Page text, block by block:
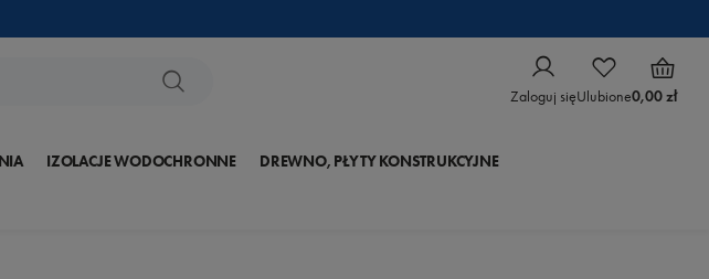
Zaloguj sięUlubione0,00 zł
IZOLACJE WODOCHRONNE DREWNO, PŁYTY KONSTRUKCYJNE